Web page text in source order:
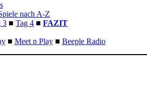
nach A-Z
3 ■ Tag 4 ■ FAZIT
■ Meet n Play■ Beeple Radio